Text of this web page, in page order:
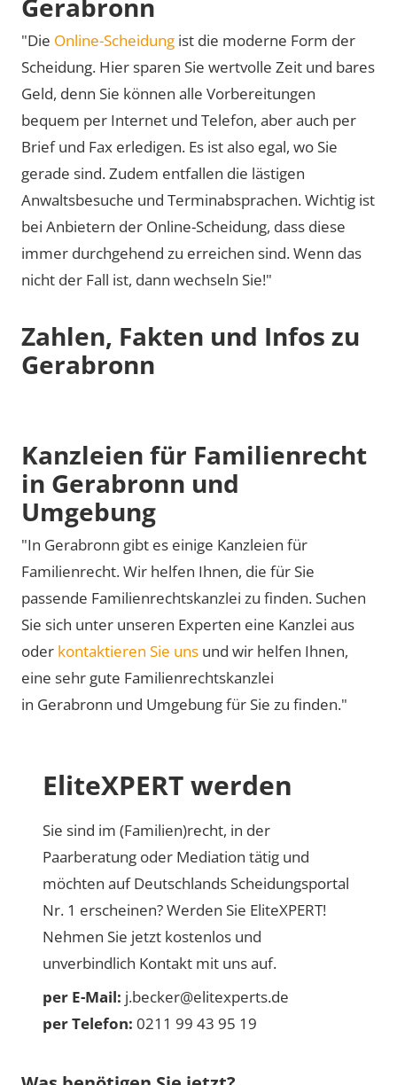
"Die Online-Scheidung ist die moderne Form der
Scheidung. Hier sparen Sie wertvolle Zeit und bares
Geld, denn Sie können alle Vorbereitungen
bequem per Internet und Telefon, aber auch per
Brief und Fax erledigen. Es ist also egal, wo Sie
gerade sind. Zudem entfallen die lästigen
Anwaltsbesuche und Terminabsprachen. Wichtig ist
bei Anbietern der Online-Scheidung, dass diese
immer durchgehend zu erreichen sind. Wenn das
nicht der Fall ist, dann wechseln Sie!"
Zahlen, Fakten und Infos zu
Gerabronn
Kanzleien für Familienrecht
in Gerabronn und
Umgebung
"In Gerabronn gibt es einige Kanzleien für
Familienrecht. Wir helfen Ihnen, die für Sie
passende Familienrechtskanzlei zu finden. Suchen
Sie sich unter unseren Experten eine Kanzlei aus
oder kontaktieren Sie uns und wir helfen Ihnen,
eine sehr gute Familienrechtskanzlei
in Gerabronn und Umgebung für Sie zu finden."
EliteXPERT werden
Sie sind im (Familien)recht, in der
Paarberatung oder Mediation tätig und
möchten auf Deutschlands Scheidungsportal
Nr. 1 erscheinen? Werden Sie EliteXPERT!
Nehmen Sie jetzt kostenlos und
unverbindlich Kontakt mit uns auf.
per E-Mail: j.becker@elitexperts.de
per Telefon: 0211 99 43 95 19